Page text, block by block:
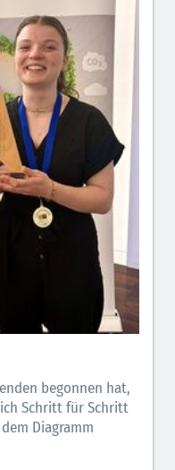
begonnen hat,
Schritt für Schritt
Diagramm